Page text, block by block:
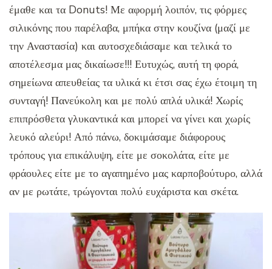
έμαθε και τα Donuts! Με αφορμή λοιπόν, τις φόρμες
σιλικόνης που παρέλαβα, μπήκα στην κουζίνα (μαζί με
την Αναστασία) και αυτοσχεδιάσαμε και τελικά το
αποτέλεσμα μας δικαίωσε!!! Ευτυχώς, αυτή τη φορά,
σημείωνα απευθείας τα υλικά κι έτσι σας έχω έτοιμη τη
συνταγή! Πανεύκολη και με πολύ απλά υλικά! Χωρίς
επιπρόσθετα γλυκαντικά και μπορεί να γίνει και χωρίς
λευκό αλεύρι! Από πάνω, δοκιμάσαμε διάφορους
τρόπους για επικάλυψη, είτε με σοκολάτα, είτε με
φράουλες είτε με το αγαπημένο μας καρποβούτυρο, αλλά
αν με ρωτάτε, τρώγονται πολύ ευχάριστα και σκέτα.